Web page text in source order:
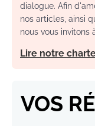
dialogue. Afin
nos articles, ainsi
nous vous invitons
Lire notre
VOS